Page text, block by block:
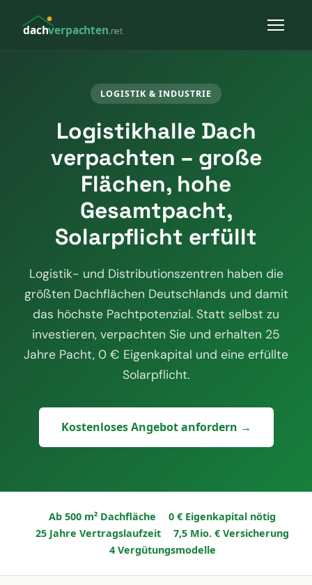
dachverpachten.net
LOGISTIK & INDUSTRIE
Logistikhalle Dach
verpachten – große
Flächen, hohe
Gesamtpacht,
Solarpflicht erfüllt
Logistik- und Distributionszentren haben die
größten Dachflächen Deutschlands und damit
das höchste Pachtpotenzial. Statt selbst zu
investieren, verpachten Sie und erhalten 25
Jahre Pacht, 0 € Eigenkapital und eine erfüllte
Solarpflicht.
Kostenloses Angebot anfordern →
Ab 500 m² Dachfläche
0 € Eigenkapital nötig
25 Jahre Vertragslaufzeit
7,5 Mio. € Versicherung
4 Vergütungsmodelle